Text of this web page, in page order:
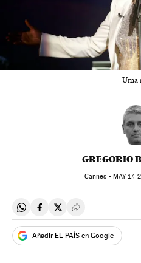
Uma
GREGORIO
Cannes - MAY17,
Compartir en Whatsapp
Compartir en Facebook
Compartir en Twitter
Desplegar
Añadir EL PAÍS en Google